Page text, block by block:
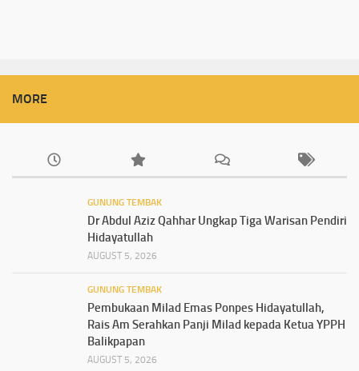
MORE
GUNUNG TEMBAK
Dr Abdul Aziz Qahhar Ungkap Tiga Warisan Pendiri
Hidayatullah
AUGUST 5, 2026
GUNUNG TEMBAK
Pembukaan Milad Emas Ponpes Hidayatullah,
Rais Am Serahkan Panji Milad kepada Ketua YPPH
Balikpapan
AUGUST 5, 2026